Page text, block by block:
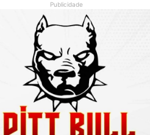
Publicidade